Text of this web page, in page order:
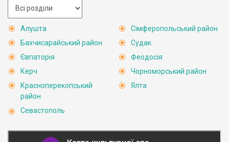
Алушта
Бахчисарайський район
Євпаторія
Керч
Красноперекопський
район
Севастополь
Сімферопольський район
Судак
Феодосія
Чорноморський район
Ялта